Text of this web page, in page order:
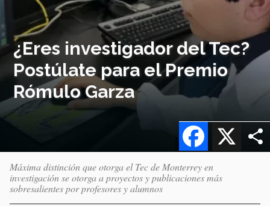
¿Eres investigador del Tec?
Postúlate para el Premio
Rómulo Garza
X
Facebook
Máxima distinción que otorga el Tec de Monterrey en
investigación se otorga a proyectos y publicaciones más
sobresalientes por profesores y alumnos